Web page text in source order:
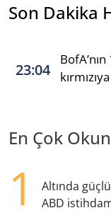
Son Dakika
23:04
En Çok
1
Altında
ABD